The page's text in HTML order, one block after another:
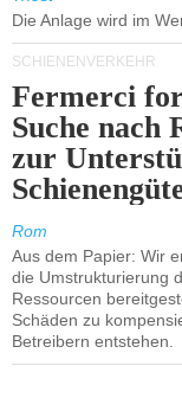
Die Anlage wird im
SCHIENENVERKEHR
Fermerci
Suche nach
zur
Rom
Aus dem Papier: Wir
die Umstrukturierung
Ressourcen
Schäden zu
Betreibern entstehen.